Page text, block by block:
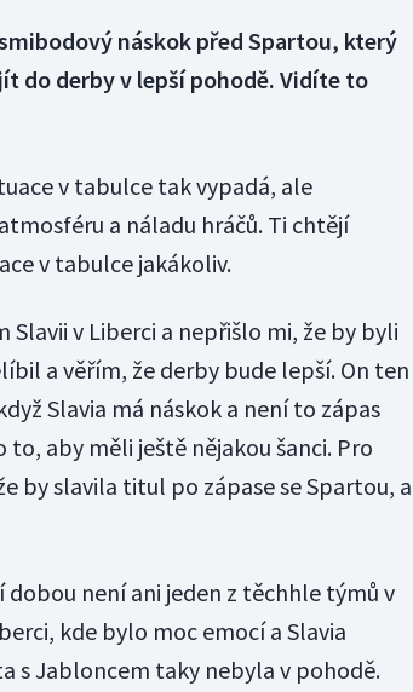
náskok před Spartou, který
do derby v lepší pohodě. Vidíte to
v tabulce tak vypadá, ale
a náladu hráčů. Ti chtějí
v tabulce jakákoliv.
Slavii v Liberci a nepřišlo mi, že by byli
a věřím, že derby bude lepší. On ten
Slavia má náskok a není to zápas
to, aby měli ještě nějakou šanci. Pro
by slavila titul po zápase se Spartou, a
není ani jeden z těchhle týmů v
kde bylo moc emocí a Slavia
s Jabloncem taky nebyla v pohodě.